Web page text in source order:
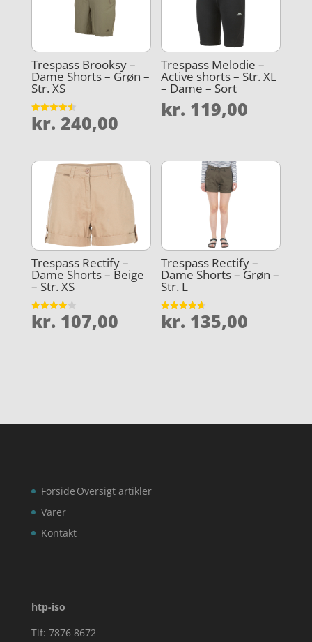
Trespass Brooksy –
Dame Shorts – Grøn –
Str. XS
Vurderet
4.6
kr. 240,00
Trespass Melodie –
Active shorts – Str. XL
– Dame – Sort
kr. 119,00
Trespass Rectify –
Dame Shorts – Beige
– Str. XS
Vurderet
4
kr. 107,00
Trespass Rectify –
Dame Shorts – Grøn –
Str. L
Vurderet
4.7
kr. 135,00
Forside
Varer
Kontakt
Oversigt artikler
htp-iso
Tlf: 7876 8672